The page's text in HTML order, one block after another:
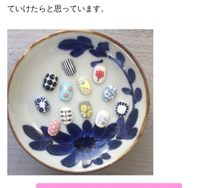
ていけたらと思っています。